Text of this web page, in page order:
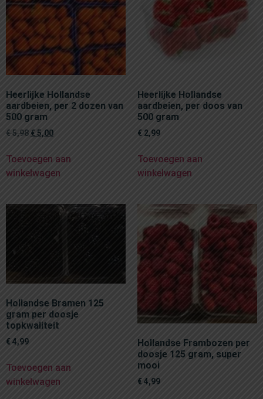
Heerlijke Hollandse
aardbeien, per 2 dozen van
500 gram
€5,98 € 5,00
Toevoegen aan
winkelwagen
Heerlijke Hollandse
aardbeien, per doos van
500 gram
€ 2,99
Toevoegen aan
winkelwagen
Hollandse Bramen 125
gram per doosje
topkwaliteit
€ 4,99
Toevoegen aan
winkelwagen
Hollandse Frambozen per
doosje 125 gram, super
mooi
€ 4,99